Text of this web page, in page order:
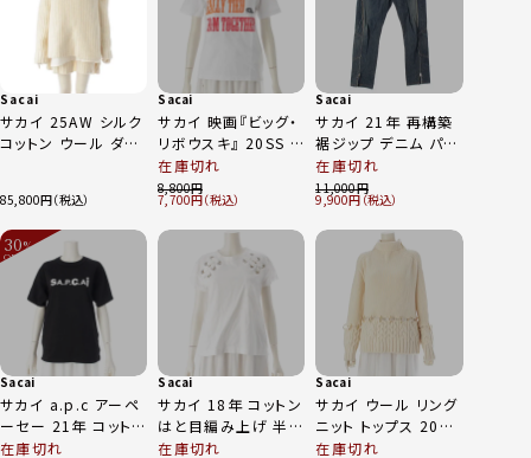
Sacai
サカイ 25AW シルク
コットン ウール ダブ
08110 オフホワイト
ホワイト 1
85,800
Sacai
サカイ 映画『ビッグ・
リボウスキ』 20SS コ
ットン プリント 半袖
Ｔシャツ 20-0055S
ホワイト 0
在庫切れ
8,800
7,700
Sacai
サカイ 21年 再構築
裾ジップ デニム パン
ツ ベルト付き ジーン
ズ 21-02607M イン
ディゴブルー
在庫切れ
11,000
9,900
30%
OFF
Sacai
サカイ a.p.c アーペ
ーセー 21年 コットン
サイドジップ プリント
在庫切れ
Sacai
サカイ 18年 コットン
はと目編み上げ 半袖
カットソー 18-
在庫切れ
Sacai
サカイ ウール リング
ニット トップス 20‐
05281 アイボリー 1
在庫切れ